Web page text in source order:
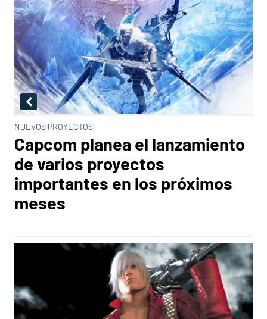
NUEVOS PROYECTOS
Capcom planea el lanzamiento
de varios proyectos
importantes en los próximos
meses